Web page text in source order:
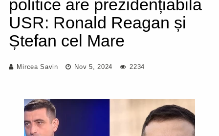
politice are prezidențiabila
USR: Ronald Reagan și
Ștefan cel Mare
Mircea Savin Nov 5, 2024 2234